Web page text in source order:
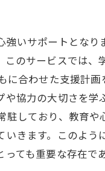
いサポートとな
のサービスでは
合わせた支援計
協力の大切さを
しており、教育
きます。このよ
ても重要な存在で